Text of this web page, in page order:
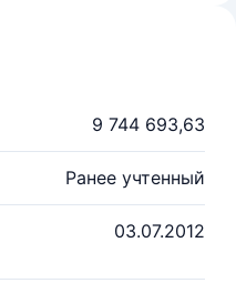
9 744 693,63
Ранее учтенный
03.07.2012